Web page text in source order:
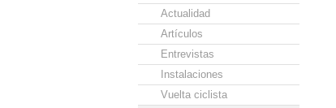
Actualidad
Artículos
Entrevistas
Instalaciones
Vuelta ciclista